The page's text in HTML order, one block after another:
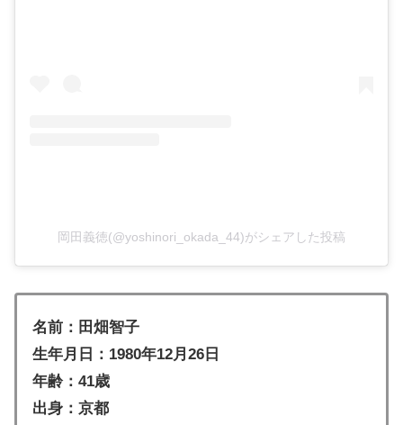
岡田義徳(@yoshinori_okada_44)がシェアした投稿
名前：田畑智子
生年月日：1980年12月26日
年齢：41歳
出身：京都